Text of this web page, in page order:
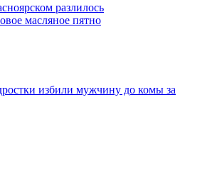
разлилось
масляное пятно
избили мужчину до комы за